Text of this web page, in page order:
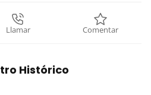
Llamar Comentar
Histórico